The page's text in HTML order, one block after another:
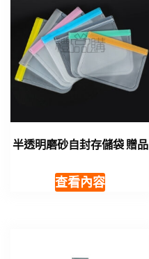
半透明磨砂自封存儲袋 贈品
查看內容